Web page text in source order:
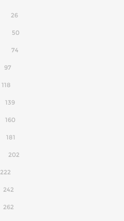
26
50
74
97
118
139
160
181
202
222
242
262